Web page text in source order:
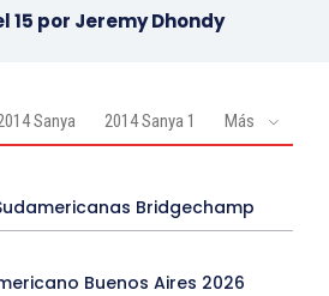
15 por Jeremy Dhondy
Sanya 2014 Sanya 1 Más
Bridgechamp
Buenos Aires 2026